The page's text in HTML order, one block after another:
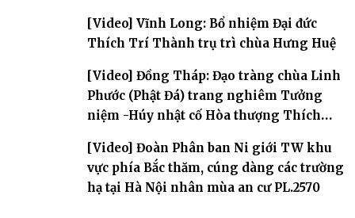
[Video] Vĩnh Long: Bổ nhiệm Đại đức
Thích Trí Thành trụ trì chùa Hưng Huệ
[Video] Đồng Tháp: Đạo tràng chùa Linh
Phước (Phật Đá) trang nghiêm Tưởng
niệm -Húy nhật cố Hòa thượng Thích
[Video] Đoàn Phân ban Ni giới TW khu
vực phía Bắc thăm, cúng dàng các trường
hạ tại Hà Nội nhân mùa an cư PL.2570